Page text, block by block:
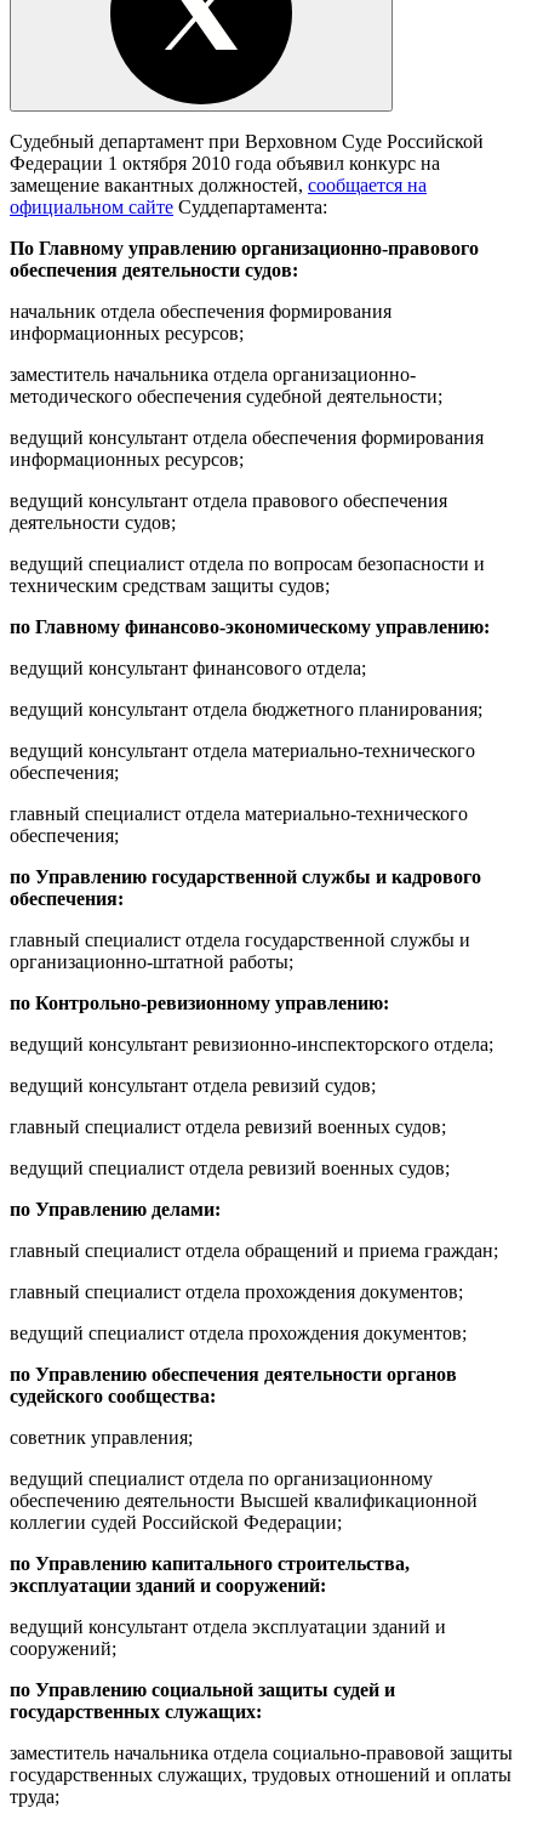
Судебный департамент при Верховном Суде Российской
Федерации 1 октября 2010 года объявил конкурс на
замещение вакантных должностей, сообщается на
официальном сайте Суддепартамента:
По Главному управлению организационно-правового
обеспечения деятельности судов:
начальник отдела обеспечения формирования
информационных ресурсов;
заместитель начальника отдела организационно-
методического обеспечения судебной деятельности;
ведущий консультант отдела обеспечения формирования
информационных ресурсов;
ведущий консультант отдела правового обеспечения
деятельности судов;
ведущий специалист отдела по вопросам безопасности и
техническим средствам защиты судов;
по Главному финансово-экономическому управлению:
ведущий консультант финансового отдела;
ведущий консультант отдела бюджетного планирования;
ведущий консультант отдела материально-технического
обеспечения;
главный специалист отдела материально-технического
обеспечения;
по Управлению государственной службы и кадрового
обеспечения:
главный специалист отдела государственной службы и
организационно-штатной работы;
по Контрольно-ревизионному управлению:
ведущий консультант ревизионно-инспекторского отдела;
ведущий консультант отдела ревизий судов;
главный специалист отдела ревизий военных судов;
ведущий специалист отдела ревизий военных судов;
по Управлению делами:
главный специалист отдела обращений и приема граждан;
главный специалист отдела прохождения документов;
ведущий специалист отдела прохождения документов;
по Управлению обеспечения деятельности органов
судейского сообщества:
советник управления;
ведущий специалист отдела по организационному
обеспечению деятельности Высшей квалификационной
коллегии судей Российской Федерации;
по Управлению капитального строительства,
эксплуатации зданий и сооружений:
ведущий консультант отдела эксплуатации зданий и
сооружений;
по Управлению социальной защиты судей и
государственных служащих:
заместитель начальника отдела социально-правовой защиты
государственных служащих, трудовых отношений и оплаты
труда;